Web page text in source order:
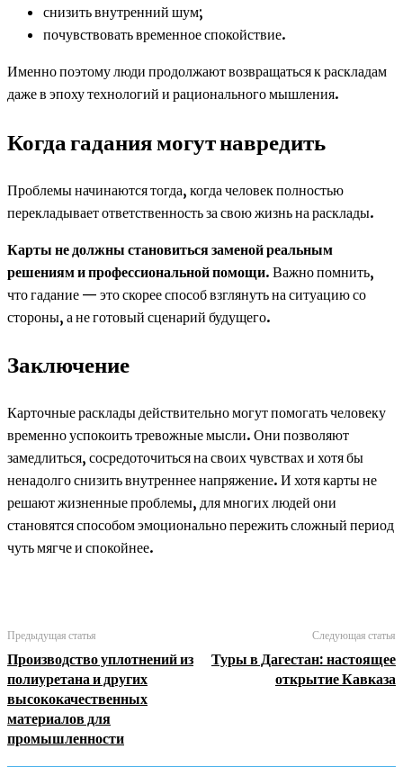
снизить внутренний шум;
почувствовать временное спокойствие.
Именно поэтому люди продолжают возвращаться к раскладам
даже в эпоху технологий и рационального мышления.
Когда гадания могут навредить
Проблемы начинаются тогда, когда человек полностью
перекладывает ответственность за свою жизнь на расклады.
Карты не должны становиться заменой реальным
решениям и профессиональной помощи. Важно помнить,
что гадание — это скорее способ взглянуть на ситуацию со
стороны, а не готовый сценарий будущего.
Заключение
Карточные расклады действительно могут помогать человеку
временно успокоить тревожные мысли. Они позволяют
замедлиться, сосредоточиться на своих чувствах и хотя бы
ненадолго снизить внутреннее напряжение. И хотя карты не
решают жизненные проблемы, для многих людей они
становятся способом эмоционально пережить сложный период
чуть мягче и спокойнее.
Предыдущая статья
Производство уплотнений из
полиуретана и других
высококачественных
материалов для
промышленности
Следующая статья
Туры в Дагестан: настоящее
открытие Кавказа